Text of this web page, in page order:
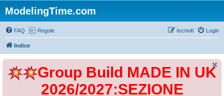
ModelingTime.com
FAQ Regole Login
Iscriviti
Indice
Group Build MADE IN UK
2026/2027:SEZIONE